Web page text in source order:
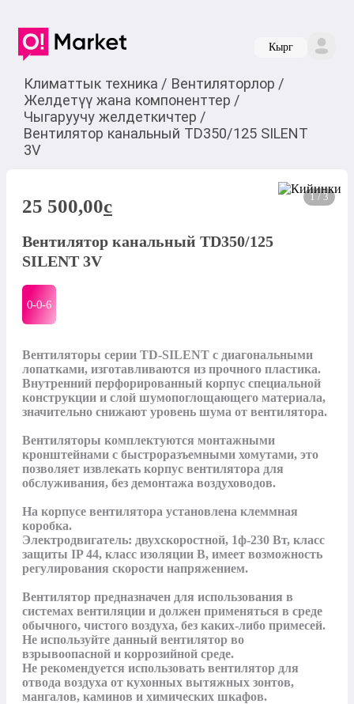
Кырг
Климаттык техника / Вентиляторлор /
Желдетүү жана компоненттер /
Чыгаруучу желдеткичтер /
Вентилятор канальный TD350/125 SILENT
3V
1 / 3
25 500,00c
Вентилятор канальный TD350/125
SILENT 3V
0-0-6
Вентиляторы серии TD-SILENT с диагональными
лопатками, изготавливаются из прочного пластика.
Внутренний перфорированный корпус специальной
конструкции и слой шумопоглощающего материала,
значительно снижают уровень шума от вентилятора.
Вентиляторы комплектуются монтажными
кронштейнами с быстроразъемными хомутами, это
позволяет извлекать корпус вентилятора для
обслуживания, без демонтажа воздуховодов.
На корпусе вентилятора установлена клеммная
коробка.
Электродвигатель: двухскоростной, 1ф-230 Вт, класс
защиты IP 44, класс изоляции В, имеет возможность
регулирования скорости напряжением.
Вентилятор предназначен для использования в
системах вентиляции и должен применяться в среде
обычного, чистого воздуха, без каких-либо примесей.
Не используйте данный вентилятор во
взрывоопасной и коррозийной среде.
Не рекомендуется использовать вентилятор для
отвода воздуха от кухонных вытяжных зонтов,
мангалов, каминов и химических шкафов.